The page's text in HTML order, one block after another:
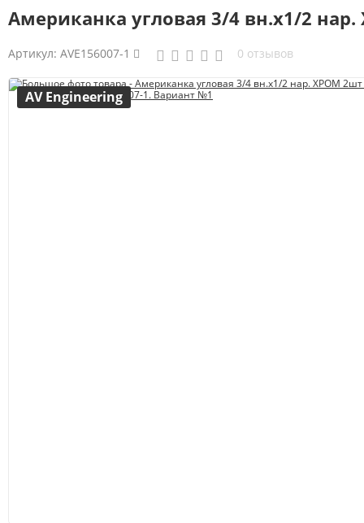
Американка угловая 3/4 вн.х1/2 нар.
Артикул: AVE156007-1 0 отзывов
AV Engineering